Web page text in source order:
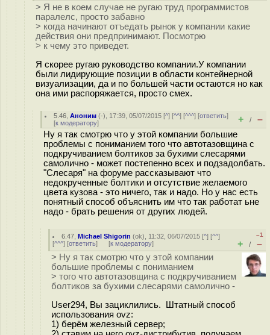
> Я не в коем случае не ругаю труд программистов
паралелс, просто забавно
> когда начинают отъедать рынок у компании какие
действия они предпринимают. Посмотрю
> к чему это приведет.
Я скорее ругаю руководство компании.У компании
были лидирующие позиции в области контейнерной
визуализации, да и по большей части остаются но как
она ими распоряжается, просто смех.
5.46 ,Аноним (-), 17:39, 05/07/2015 [^] [^^] [^^^] [ответить]
[к модератору] + / –
Ну я так смотрю что у этой компании большие
проблемы с пониманием того что автотазовщина с
подкручиванием болтиков за бухими слесарями
самолично - может постепенно всех и подзадолбать.
"Слесаря" на форуме рассказывают что
недокрученные болтики и отсутствие желаемого
цвета кузова - это ничего, так и надо. Но у нас есть
понятный способ объяснить им что так работат ьне
надо - брать решения от других людей.
6.47 ,Michael Shigorin (ok), 11:32, 06/07/2015 [^] [^^]
[^^^] [ответить] [к модератору]
–1
+ / –
> Ну я так смотрю что у этой компании
большие проблемы с пониманием
> того что автотазовщина с подкручиванием
болтиков за бухими слесарями самолично -
User294, Вы зациклились. Штатный способ
использования ovz:
1) берём железный сервер;